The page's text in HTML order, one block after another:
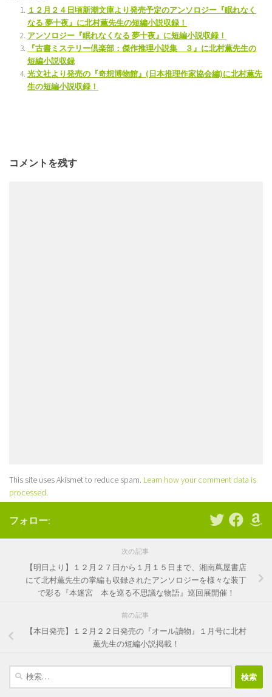
１２月２４日頃新潮文庫より発売予定のアンソロジー『眠れなく
なる 夢十夜』に北村薫先生の短編小説収録！
アンソロジー『眠れなくなる 夢十夜』に短編小説収録！
『古書ミステリー倶楽部：傑作推理小説集 ３』に北村薫先生の
短編小説収録
光文社より発売の『奇想博物館』(日本推理作家協会編)に北村薫先
生の短編小説収録！
コメントを残す
This site uses Akismet to reduce spam. Learn how your comment data is
processed.
フォロー:
次の記事
【明日より】１２月２７日から１月１５日まで、湘南蔦屋書店
にて北村薫先生の掌編も収録されたアンソロジーを様々な装丁
で彩る『本迷宮 本を巡る不思議な物語』巡回展開催！
前の記事
【本日発売】１２月２２日発売の『オール讀物』１月号に北村
薫先生の短編小説掲載！
検